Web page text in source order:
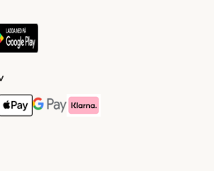
MethodMethod
Pay Payment Method
Google Pay Payment Method
Klarna Payment Method
Method